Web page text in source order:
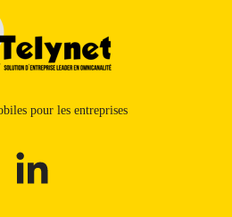
pour les entreprises